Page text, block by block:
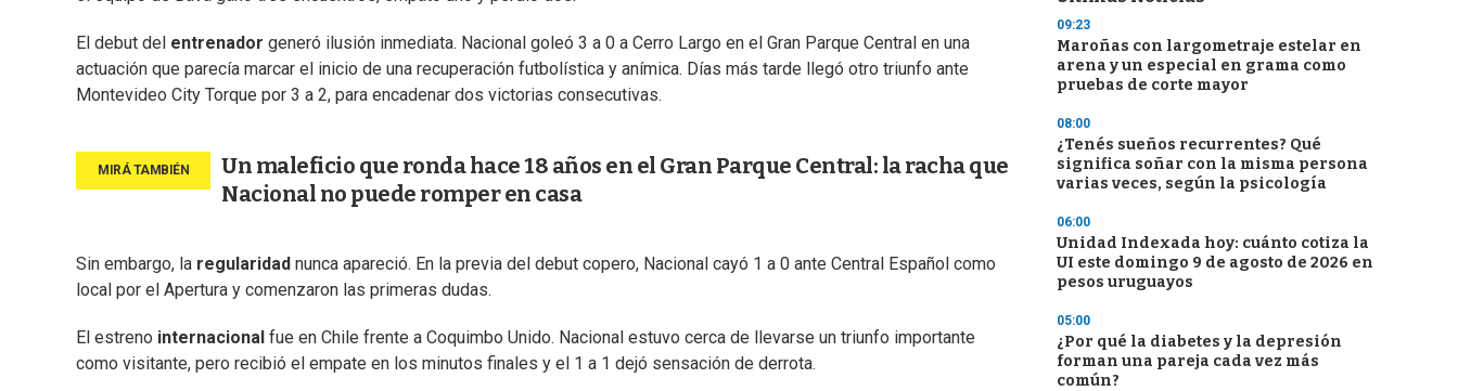
El debut del entrenador generó ilusión inmediata. Nacional goleó 3 a 0 a Cerro Largo en el Gran Parque Central en una
actuación que parecía marcar el inicio de una recuperación futbolística y anímica. Días más tarde llegó otro triunfo ante
Montevideo City Torque por 3 a 2, para encadenar dos victorias consecutivas.
Un maleficio que ronda hace 18 años en el Gran Parque Central: la racha que
Nacional no puede romper en casa
Sin embargo, la regularidad nunca apareció. En la previa del debut copero, Nacional cayó 1 a 0 ante Central Español como
local por el Apertura y comenzaron las primeras dudas.
El estreno internacional fue en Chile frente a Coquimbo Unido. Nacional estuvo cerca de llevarse un triunfo importante
como visitante, pero recibió el empate en los minutos finales y el 1 a 1 dejó sensación de derrota.
09:23
Maroñas con largometraje estelar en
arena y un especial en grama como
pruebas de corte mayor
08:00
¿Tenés sueños recurrentes? Qué
significa soñar con la misma persona
varias veces, según la psicología
06:00
Unidad Indexada hoy: cuánto cotiza la
UI este domingo 9 de agosto de 2026 en
pesos uruguayos
05:00
¿Por qué la diabetes y la depresión
forman una pareja cada vez más
común?